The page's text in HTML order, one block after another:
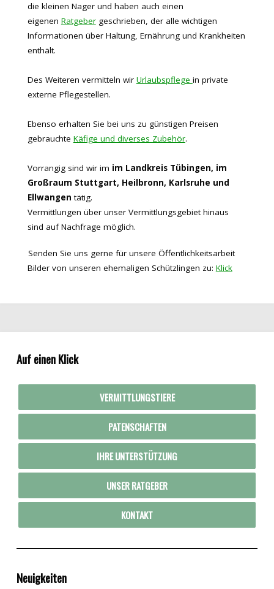
die kleinen Nager und haben auch einen
eigenen Ratgebergeschrieben, der alle wichtigen
Informationen über Haltung, Ernährung und Krankheiten
enthält.
Des Weiteren vermitteln wir Urlaubspflege in private
externe Pflegestellen.
Ebenso erhalten Sie bei uns zu günstigen Preisen
gebrauchte Käfige und diverses Zubehör.
Vorrangig sind wir im im Landkreis Tübingen, im
Großraum Stuttgart, Heilbronn, Karlsruhe und
Ellwangen tätig.
Vermittlungen über unser Vermittlungsgebiet hinaus
sind auf Nachfrage möglich.
Senden Sie uns gerne für unsere Öffentlichkeitsarbeit
Bilder von unseren ehemaligen Schützlingen zu: Klick
Auf einen Klick
VERMITTLUNGSTIERE
PATENSCHAFTEN
IHRE UNTERSTÜTZUNG
UNSER RATGEBER
KONTAKT
Neuigkeiten